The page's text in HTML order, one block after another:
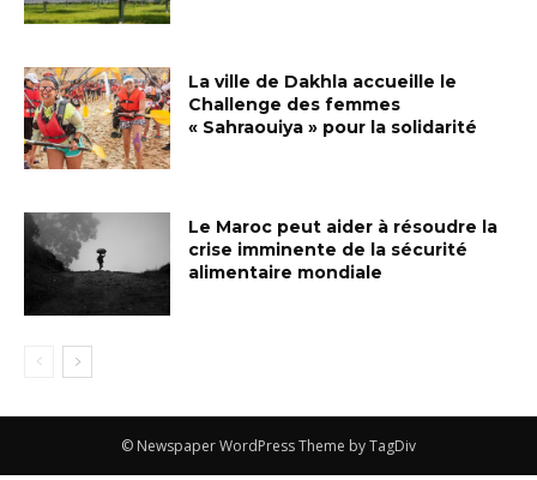
La ville de Dakhla accueille le
Challenge des femmes
« Sahraouiya » pour la solidarité
Le Maroc peut aider à résoudre la
crise imminente de la sécurité
alimentaire mondiale
© Newspaper WordPress Theme by TagDiv